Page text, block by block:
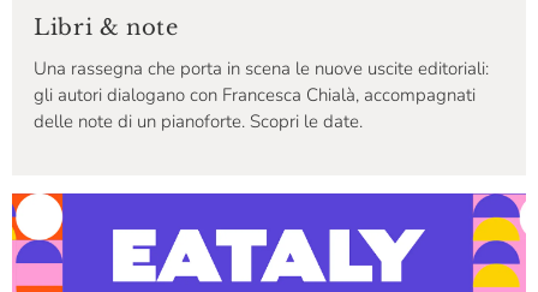
Libri & note
Una rassegna che porta in scena le nuove uscite editoriali:
gli autori dialogano con Francesca Chialà, accompagnati
delle note di un pianoforte. Scopri le date.